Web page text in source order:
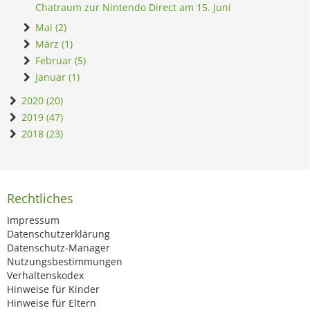
Chatraum zur Nintendo Direct am 15. Juni
Mai (2)
März (1)
Februar (5)
Januar (1)
2020 (20)
2019 (47)
2018 (23)
Rechtliches
Impressum
Datenschutzerklärung
Datenschutz-Manager
Nutzungsbestimmungen
Verhaltenskodex
Hinweise für Kinder
Hinweise für Eltern